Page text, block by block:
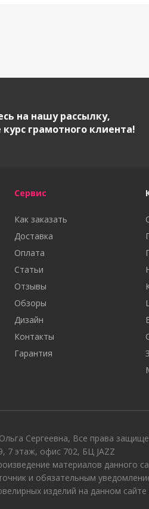
на нашу рассылку,
грамотного клиента!
Сервис
Как заказать
Доставка
Оплата
Статьи
Отзывы
Обзоры
Дизайн
Контакты
Гарантия
Сергеевна, Все права
7 этаж, офис 702, БЦ JAZZ
материалов данного
и обязательным
изделий на данном